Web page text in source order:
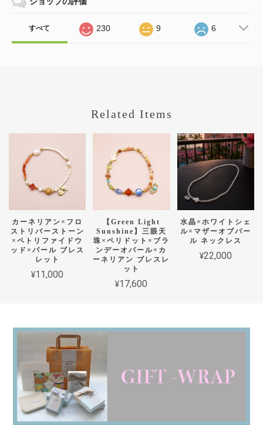
すべて 230 9 6
Related Items
カーネリアン×フロ
ストリバーストーン
×ペトリファイドウ
ッド×パール ブレス
レット
¥11,000
【Green Light
Sunshine】三眼天
珠×ペリドット×ブラ
ンデーオパール×カ
ーネリアン ブレスレ
ット
¥17,600
水晶×ホワイトシェ
ル×マザーオブパー
ル ネックレス
¥22,000